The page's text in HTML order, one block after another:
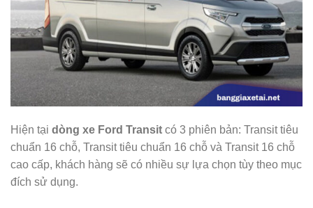
Hiện tại dòng xe Ford Transit có 3 phiên bản: Transit tiêu
chuẩn 16 chỗ, Transit tiêu chuẩn 16 chỗ và Transit 16 chỗ
cao cấp, khách hàng sẽ có nhiều sự lựa chọn tùy theo mục
đích sử dụng.